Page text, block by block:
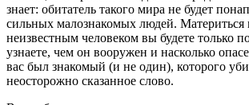
знает: обитатель такого мира не будет
сильных малознакомых людей. Материться
неизвестным человеком вы будете только
узнаете, чем он вооружен и насколько
вас был знакомый (и не один), которого
неосторожно сказанное слово.